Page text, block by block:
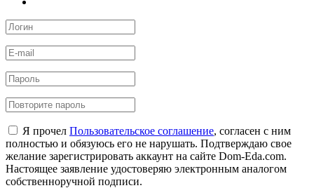
Я прочел Пользовательское соглашение, согласен с ним
полностью и обязуюсь его не нарушать. Подтверждаю свое
желание зарегистрировать аккаунт на сайте Dom-Eda.com.
Настоящее заявление удостоверяю электронным аналогом
собственноручной подписи.